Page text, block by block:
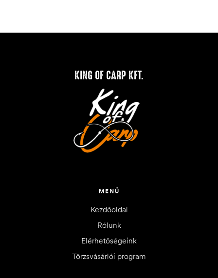
KING OF CARP KFT.
MENÜ
Kezdőoldal
Rólunk
Elérhetőségeink
Törzsvásárlói program